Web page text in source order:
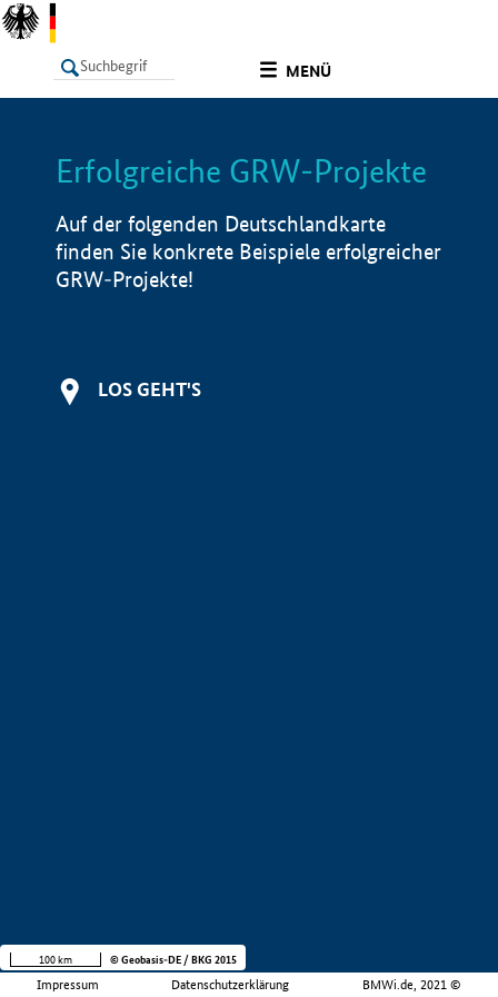
MENÜ
LISTE Info
Erfolgreiche GRW-Projekte
Auf der folgenden Deutschlandkarte
finden Sie konkrete Beispiele erfolgreicher
GRW-Projekte!
LOS GEHT'S
Impressum Datenschutzerklärung BMWi.de, 2021 ©
100 km © Geobasis-DE / BKG 2015